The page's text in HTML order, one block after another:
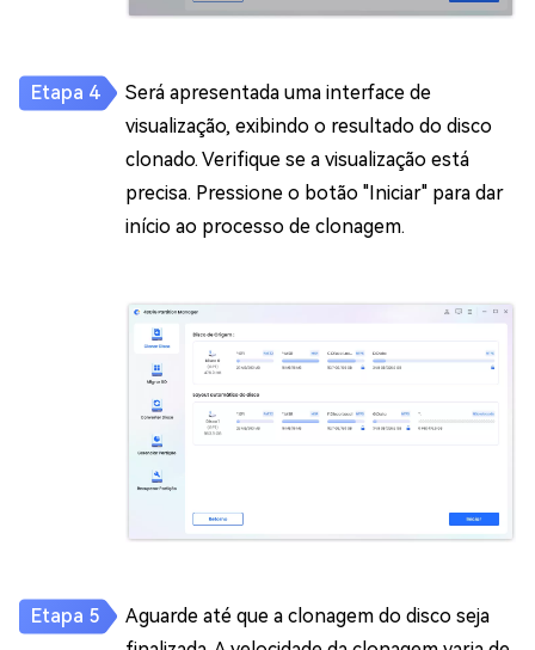
Será apresentada uma interface de
visualização, exibindo o resultado do disco
clonado. Verifique se a visualização está
precisa. Pressione o botão "Iniciar" para dar
início ao processo de clonagem.
Aguarde até que a clonagem do disco seja